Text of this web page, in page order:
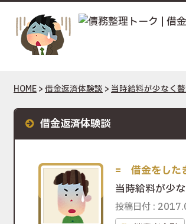
HOME > 借金返済体験談 > 当時給料が少なく
借金返済体験談
当時給料が少
投稿日付 :